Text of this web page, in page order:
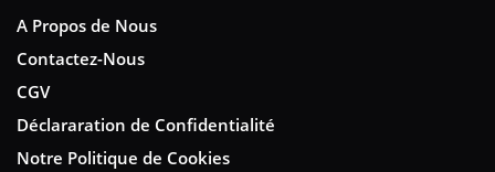
A Propos de Nous
Contactez-Nous
CGV
Déclararation de Confidentialité
Notre Politique de Cookies